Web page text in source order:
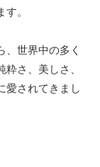
。
、世界中の多く
さ、美しさ、
愛されてきまし